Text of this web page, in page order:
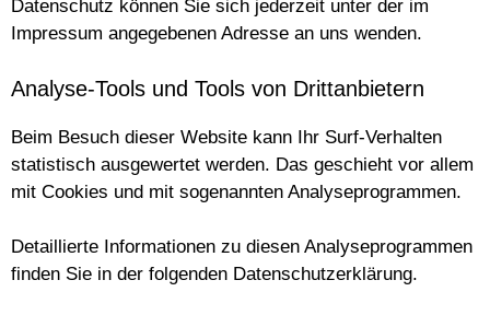
Datenschutz können Sie sich jederzeit unter der im
Impressum angegebenen Adresse an uns wenden.
Analyse-Tools und Tools von Drittanbietern
Beim Besuch dieser Website kann Ihr Surf-Verhalten
statistisch ausgewertet werden. Das geschieht vor allem
mit Cookies und mit sogenannten Analyseprogrammen.
Detaillierte Informationen zu diesen Analyseprogrammen
finden Sie in der folgenden Datenschutzerklärung.